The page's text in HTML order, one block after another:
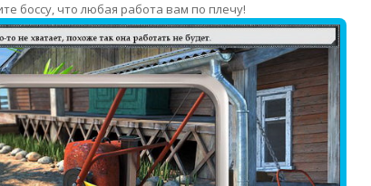
боссу, что любая работа вам по плечу!